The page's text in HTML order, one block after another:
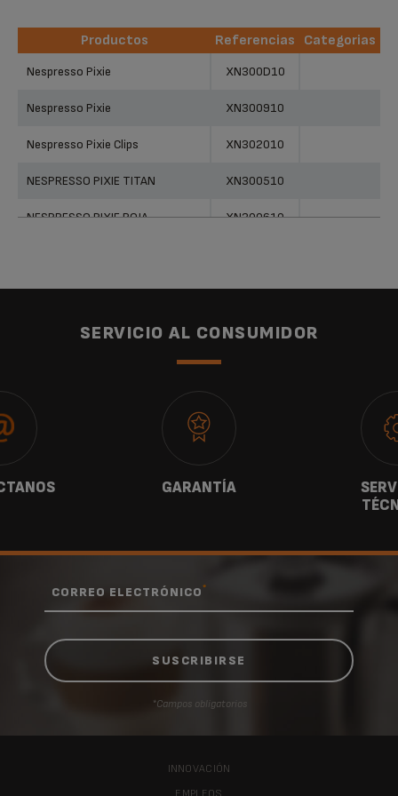
Productos Referencias
Categorias
Productos
Nespresso Pixie XN300D10
Nespresso Pixie XN300910
Nespresso Pixie Clips XN302010
NESPRESSO PIXIE TITAN XN300510
NESPRESSO PIXIE ROJA XN300610
SERVICIO AL CONSUMIDOR
GARANTÍA
CORREO ELECTRÓNICO*
*Campos obligatorios
INNOVACIÓN
EMPLEOS